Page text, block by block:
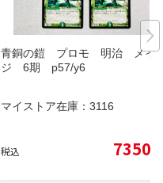
青銅の鎧 プロモ 明治 メイ
ジ 6期 p57/y6
マイストア在庫： 3116
税込 7350